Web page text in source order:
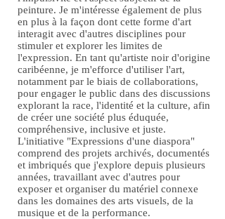
peinture. Je m'intéresse également de plus
en plus à la façon dont cette forme d'art
interagit avec d'autres disciplines pour
stimuler et explorer les limites de
l'expression. En tant qu'artiste noir d'origine
caribéenne, je m'efforce d'utiliser l'art,
notamment par le biais de collaborations,
pour engager le public dans des discussions
explorant la race, l'identité et la culture, afin
de créer une société plus éduquée,
compréhensive, inclusive et juste.
L'initiative "Expressions d'une diaspora"
comprend des projets archivés, documentés
et imbriqués que j'explore depuis plusieurs
années, travaillant avec d'autres pour
exposer et organiser du matériel connexe
dans les domaines des arts visuels, de la
musique et de la performance.